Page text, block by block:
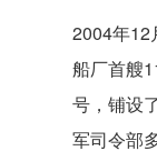
2004年12
船厂首艘
号，铺设
军司令部